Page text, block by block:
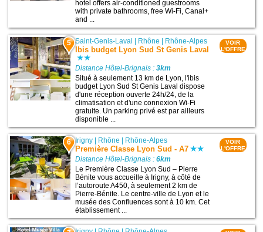
hotel offers air-conditioned guestrooms
with private bathrooms, free Wi-Fi, Canal+
and ...
5 Saint-Genis-Laval | Rhône | Rhône-Alpes
Ibis budget Lyon Sud St Genis Laval
Distance Hôtel-Brignais :3km
Situé à seulement 13 km de Lyon, l'ibis
budget Lyon Sud St Genis Laval dispose
d'une réception ouverte 24h/24, de la
climatisation et d'une connexion Wi-Fi
gratuite. Un parking privé est par ailleurs
disponible ...
VOIR
L'OFFRE
6 Irigny | Rhône | Rhône-Alpes
Première Classe Lyon Sud - A7
Distance Hôtel-Brignais :6km
Le Première Classe Lyon Sud – Pierre
Bénite vous accueille à Irigny, à côté de
l’autoroute A450, à seulement 2 km de
Pierre-Bénite. Le centre-ville de Lyon et le
musée des Confluences sont à 10 km. Cet
établissement ...
VOIR
L'OFFRE